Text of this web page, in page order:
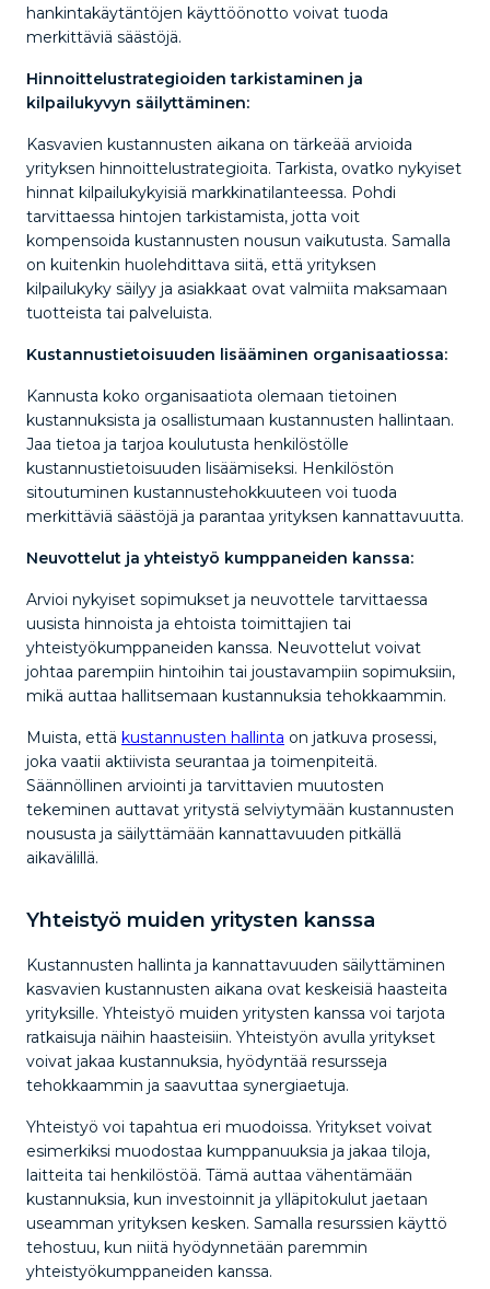
hankintakäytäntöjen käyttöönotto voivat tuoda
merkittäviä säästöjä.
Hinnoittelustrategioiden tarkistaminen ja
kilpailukyvyn säilyttäminen:
Kasvavien kustannusten aikana on tärkeää arvioida
yrityksen hinnoittelustrategioita. Tarkista, ovatko nykyiset
hinnat kilpailukykyisiä markkinatilanteessa. Pohdi
tarvittaessa hintojen tarkistamista, jotta voit
kompensoida kustannusten nousun vaikutusta. Samalla
on kuitenkin huolehdittava siitä, että yrityksen
kilpailukyky säilyy ja asiakkaat ovat valmiita maksamaan
tuotteista tai palveluista.
Kustannustietoisuuden lisääminen organisaatiossa:
Kannusta koko organisaatiota olemaan tietoinen
kustannuksista ja osallistumaan kustannusten hallintaan.
Jaa tietoa ja tarjoa koulutusta henkilöstölle
kustannustietoisuuden lisäämiseksi. Henkilöstön
sitoutuminen kustannustehokkuuteen voi tuoda
merkittäviä säästöjä ja parantaa yrityksen kannattavuutta.
Neuvottelut ja yhteistyö kumppaneiden kanssa:
Arvioi nykyiset sopimukset ja neuvottele tarvittaessa
uusista hinnoista ja ehtoista toimittajien tai
yhteistyökumppaneiden kanssa. Neuvottelut voivat
johtaa parempiin hintoihin tai joustavampiin sopimuksiin,
mikä auttaa hallitsemaan kustannuksia tehokkaammin.
Muista, että kustannusten hallinta on jatkuva prosessi,
joka vaatii aktiivista seurantaa ja toimenpiteitä.
Säännöllinen arviointi ja tarvittavien muutosten
tekeminen auttavat yritystä selviytymään kustannusten
noususta ja säilyttämään kannattavuuden pitkällä
aikavälillä.
Yhteistyö muiden yritysten kanssa
Kustannusten hallinta ja kannattavuuden säilyttäminen
kasvavien kustannusten aikana ovat keskeisiä haasteita
yrityksille. Yhteistyö muiden yritysten kanssa voi tarjota
ratkaisuja näihin haasteisiin. Yhteistyön avulla yritykset
voivat jakaa kustannuksia, hyödyntää resursseja
tehokkaammin ja saavuttaa synergiaetuja.
Yhteistyö voi tapahtua eri muodoissa. Yritykset voivat
esimerkiksi muodostaa kumppanuuksia ja jakaa tiloja,
laitteita tai henkilöstöä. Tämä auttaa vähentämään
kustannuksia, kun investoinnit ja ylläpitokulut jaetaan
useamman yrityksen kesken. Samalla resurssien käyttö
tehostuu, kun niitä hyödynnetään paremmin
yhteistyökumppaneiden kanssa.